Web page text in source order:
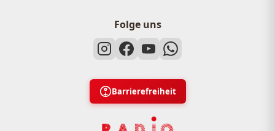
Folge uns
Barrierefreiheit